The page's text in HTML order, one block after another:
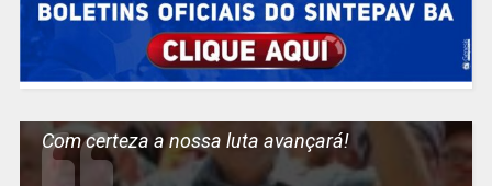
Com certeza a nossa luta avançará!